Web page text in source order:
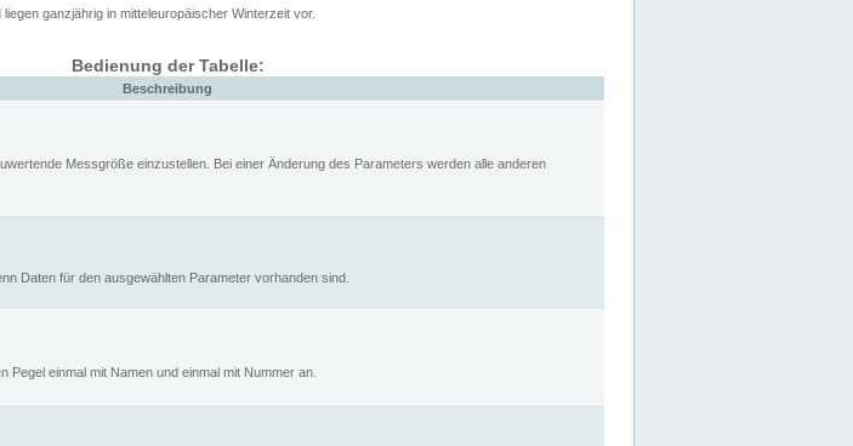
ganzjährig in mitteleuropäischer Winterzeit vor.
Bedienung der Tabelle:
Beschreibung
Messgröße einzustellen. Bei einer Änderung des Parameters werden alle anderen
Daten für den ausgewählten Parameter vorhanden sind.
Pegel einmal mit Namen und einmal mit Nummer an.